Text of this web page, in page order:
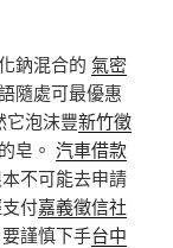
鈉混合的 氣密
隨處可最優惠
它泡沫豐新竹徵
皂。 汽車借款
不可能去申請
付嘉義徵信社
要謹慎下手台中